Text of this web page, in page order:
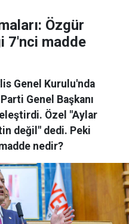
Özgür
7'nci madde
Genel Kurulu'nda
Genel Başkanı
Özel "Aylar
değil" dedi. Peki
nedir?